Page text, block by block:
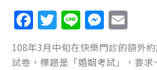
F
a
c
T
w
itt
Li
n
e
M
e
ss
m
ai
108年3月中旬在快樂門診的額外
試卷，標題是「婚姻考試」，要